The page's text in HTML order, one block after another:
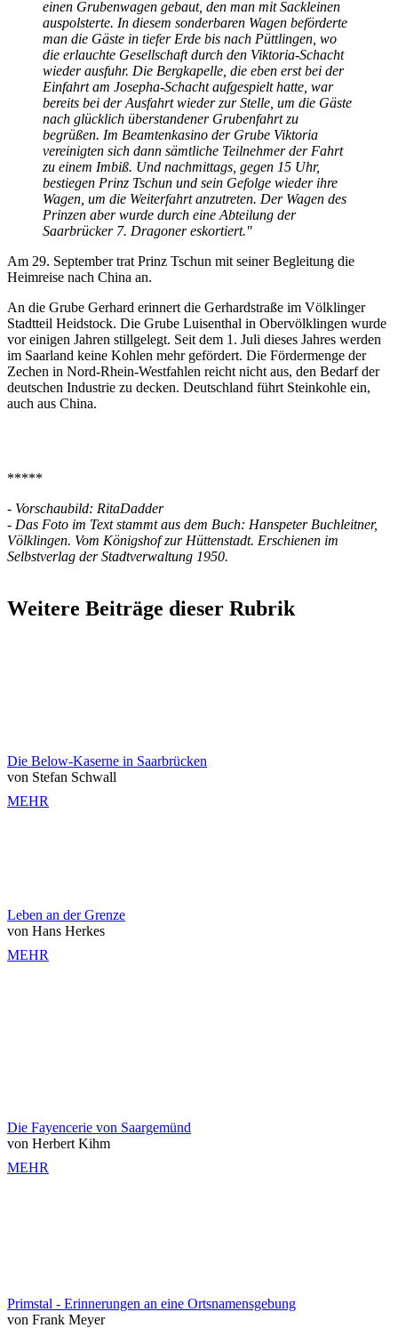
einen Grubenwagen gebaut, den man mit Sackleinen
auspolsterte. In diesem sonderbaren Wagen beförderte
man die Gäste in tiefer Erde bis nach Püttlingen, wo
die erlauchte Gesellschaft durch den Viktoria-Schacht
wieder ausfuhr. Die Bergkapelle, die eben erst bei der
Einfahrt am Josepha-Schacht aufgespielt hatte, war
bereits bei der Ausfahrt wieder zur Stelle, um die Gäste
nach glücklich überstandener Grubenfahrt zu
begrüßen. Im Beamtenkasino der Grube Viktoria
vereinigten sich dann sämtliche Teilnehmer der Fahrt
zu einem Imbiß. Und nachmittags, gegen 15 Uhr,
bestiegen Prinz Tschun und sein Gefolge wieder ihre
Wagen, um die Weiterfahrt anzutreten. Der Wagen des
Prinzen aber wurde durch eine Abteilung der
Saarbrücker 7. Dragoner eskortiert."
Am 29. September trat Prinz Tschun mit seiner Begleitung die
Heimreise nach China an.
An die Grube Gerhard erinnert die Gerhardstraße im Völklinger
Stadtteil Heidstock. Die Grube Luisenthal in Obervölklingen wurde
vor einigen Jahren stillgelegt. Seit dem 1. Juli dieses Jahres werden
im Saarland keine Kohlen mehr gefördert. Die Fördermenge der
Zechen in Nord-Rhein-Westfahlen reicht nicht aus, den Bedarf der
deutschen Industrie zu decken. Deutschland führt Steinkohle ein,
auch aus China.
*****
- Vorschaubild: RitaDadder
- Das Foto im Text stammt aus dem Buch: Hanspeter Buchleitner,
Völklingen. Vom Königshof zur Hüttenstadt. Erschienen im
Selbstverlag der Stadtverwaltung 1950.
Weitere Beiträge dieser Rubrik
Die Below-Kaserne in Saarbrücken
von Stefan Schwall
MEHR
Leben an der Grenze
von Hans Herkes
MEHR
Die Fayencerie von Saargemünd
von Herbert Kihm
MEHR
Primstal - Erinnerungen an eine Ortsnamensgebung
von Frank Meyer